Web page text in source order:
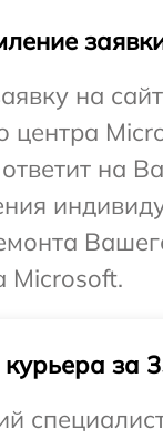
на
центра
на
Microsoft.
за